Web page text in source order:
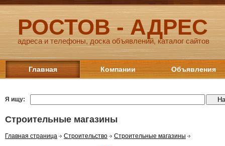
РОСТОВ - АДРЕС
адреса и телефоны, доска объявлений, каталог сайтов
Главная Компании Объявления
Я ищу:
Строительные магазины
Главная страница Строительство Строительные магазины